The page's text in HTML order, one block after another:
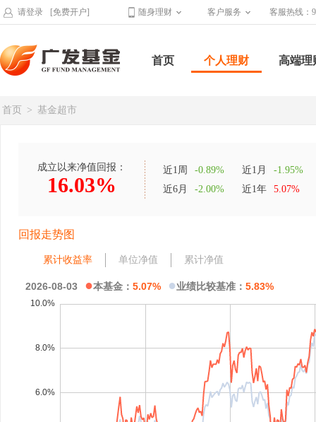
请登录 [免费开户] 随身理财 客户服务 客服热线：
首页 个人理财 高端理
首页 > 基金超市
成立以来净值回报：
16.03%
近1周 -0.89% 近1月
-1.95%
近6月
-2.00% 近1年 5.07%
回报走势图
累计收益率 单位净值 累计净值
2026-08-03 ●本基金： 5.07% ●业绩比较基准： 5.83%